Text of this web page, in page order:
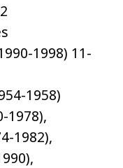
1998) 11-
1958)
1978),
1982),